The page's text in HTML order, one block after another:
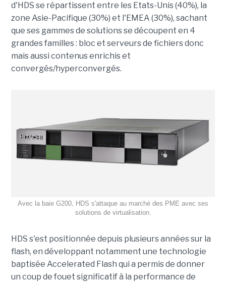
d'HDS se répartissent entre les Etats-Unis (40%), la
zone Asie-Pacifique (30%) et l'EMEA (30%), sachant
que ses gammes de solutions se découpent en 4
grandes familles : bloc et serveurs de fichiers donc
mais aussi contenus enrichis et
convergés/hyperconvergés.
Avec la baie G200, HDS s'attaque au marché des PME avec ses
solutions de virtualisation.
HDS s'est positionnée depuis plusieurs années sur la
flash, en développant notamment une technologie
baptisée Accelerated Flash qui a permis de donner
un coup de fouet significatif à la performance de